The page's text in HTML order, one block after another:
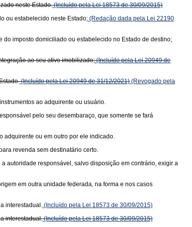
neste Estado.(Incluído pela Lei 18573 de 30/09/2015)
ou estabelecido neste Estado; (Redação dada pela Lei 22190
imposto domiciliado ou estabelecido no Estado de destino;
ao seu ativo imobilizado;(Incluído pela Lei 20949 de
(Incluído pela Lei 20949 de 31/12/2021) (Revogado pela
ao adquirente ou usuário.
pelo seu desembaraço, que somente se fará
adquirente ou em outro por ele indicado.
revenda sem destinatário certo.
autoridade responsável, salvo disposição em contrário, exigir a
em outra unidade federada, na forma e nos casos
interestadual. (Incluído pela Lei 18573 de 30/09/2015)
interestadual.(Incluído pela Lei 18573 de 30/09/2015)